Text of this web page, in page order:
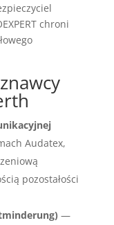
chroni
Audatex,
pozostałości
—